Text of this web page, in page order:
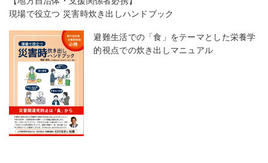
現場で役立つ 災害時炊き出しハンドブック
避難生活での「食」をテーマとした栄養学
的視点での炊き出しマニュアル